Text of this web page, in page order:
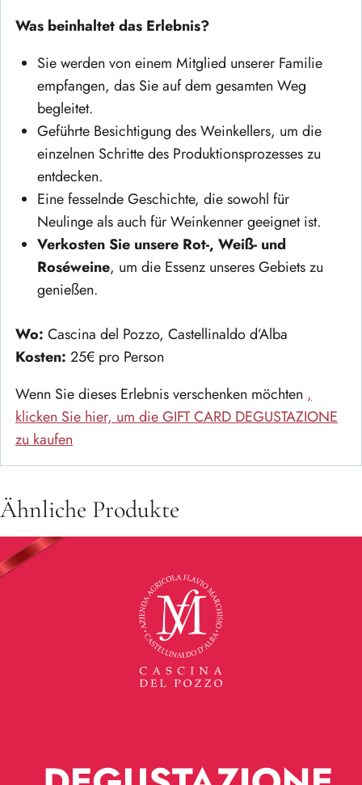
Was beinhaltet das Erlebnis?
Sie werden von einem Mitglied unserer Familie
empfangen, das Sie auf dem gesamten Weg
begleitet.
Geführte Besichtigung des Weinkellers, um die
einzelnen Schritte des Produktionsprozesses zu
entdecken.
Eine fesselnde Geschichte, die sowohl für
Neulinge als auch für Weinkenner geeignet ist.
Verkosten Sie unsere Rot-, Weiß- und
Roséweine, um die Essenz unseres Gebiets zu
genießen.
Wo: Cascina del Pozzo, Castellinaldo d’Alba
Kosten: 25€ pro Person
Wenn Sie dieses Erlebnis verschenken möchten ,
klicken Sie hier, um die GIFT CARD DEGUSTAZIONE
zu kaufen
Ähnliche Produkte